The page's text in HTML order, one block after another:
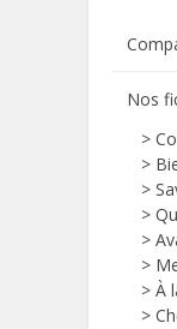
Nos
>
>
>
>
>
>
> À
>